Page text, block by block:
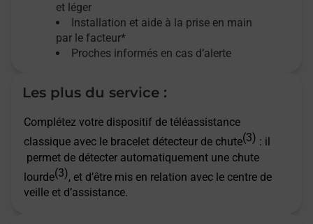
et léger
Installation et aide à la prise en main
par le facteur*
Proches informés en cas d’alerte
Les plus du service :
Complétez votre dispositif de téléassistance
classique avec le bracelet détecteur de chute(3) : il
permet de détecter automatiquement une chute
lourde(3), et d’être mis en relation avec le centre de
veille et d’assistance.